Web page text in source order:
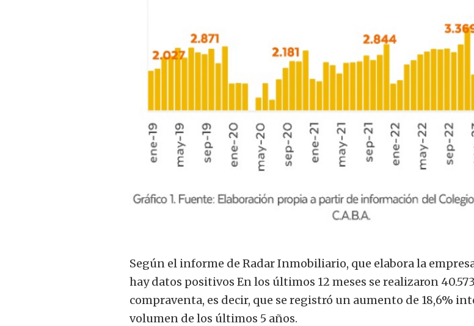
Según el informe de Radar Inmobiliario, que elabora la
hay datos positivos En los últimos 12 meses se realizaron
compraventa, es decir, que se registró un aumento de 18,6%
volumen de los últimos 5 años.